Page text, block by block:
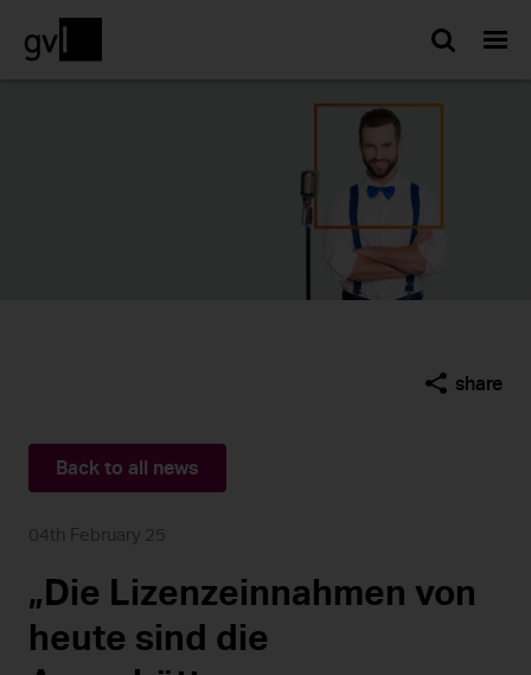
share
Back to all news
04th February 25
„Die Lizenzeinnahmen von
heute sind die